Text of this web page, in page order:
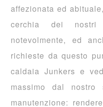
affezionata ed
cerchia dei nostri
notevolmente, ed
richieste da questo
caldaia Junkers e
massimo dal
manutenzione: